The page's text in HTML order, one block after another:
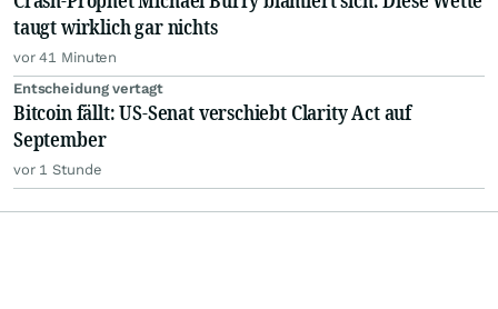
taugt wirklich gar nichts
vor 41 Minuten
Entscheidung vertagt
Bitcoin fällt: US-Senat verschiebt Clarity Act auf
September
vor 1 Stunde